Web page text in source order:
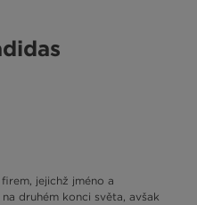
jejichž jméno a
druhém konci světa, avšak